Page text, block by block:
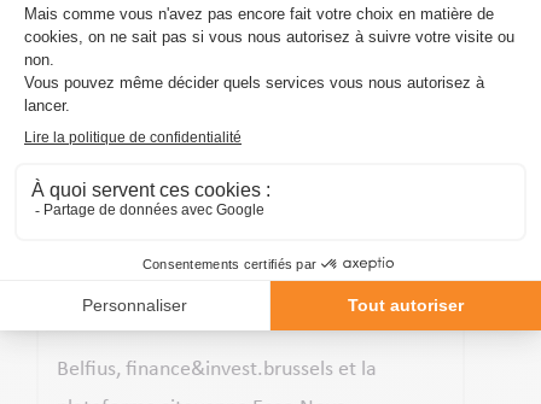
Partage d’énergie
devez savoir – Replay
webinaire Bruxelles
18 mai 2026
A Bruxelles, le partage d'énergie
occupants d'une copropriété